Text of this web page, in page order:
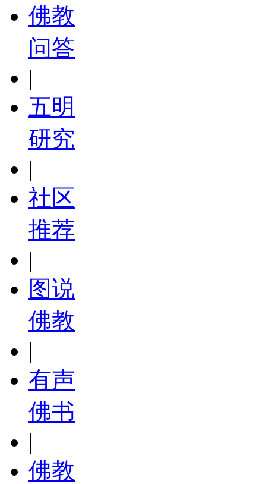
佛教
问答
|
五明
研究
|
社区
推荐
|
图说
佛教
|
有声
佛书
|
佛教